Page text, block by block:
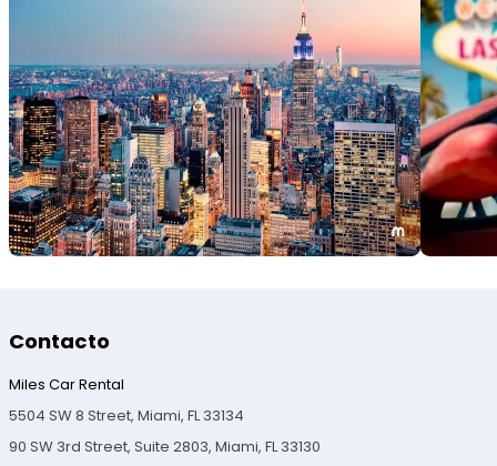
Contacto
Miles Car Rental
5504 SW 8 Street, Miami, FL 33134
90 SW 3rd Street, Suite 2803, Miami, FL 33130